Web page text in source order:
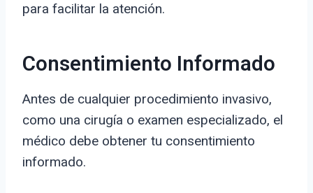
para facilitar la atención.
Consentimiento Informado
Antes de cualquier procedimiento invasivo,
como una cirugía o examen especializado, el
médico debe obtener tu consentimiento
informado.